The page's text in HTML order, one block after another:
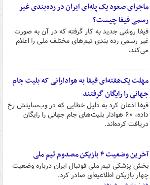
ماجرای صعود یک پله‌ای ایران در رده‌بندی غیر
رسمی فیفا چیست؟
فیفا روشی جدید به کار گرفته که در آن به صورت
غیر رسمی رده بندی تیم‌های مختلف ملی را اعلام
می‌کند.
مهلت یک‌هفته‌ای فیفا به هوادارانی که بلیت جام
جهانی را رایگان گرفتند
فیفا اذعان کرد به دلیل خطایی که در وب‌سایتش رخ
داده، ۶۰ هوادار بلیت‌های جام جهانی را رایگان
دریافت کرده‌اند.
آخرین وضعیت ۴ بازیکن مصدوم تیم ملی
بخش پزشکی تیم ملی فوتبال ایران درباره وضعیت
چهار بازیکن اطلاعیه‌ای صادر کرد.